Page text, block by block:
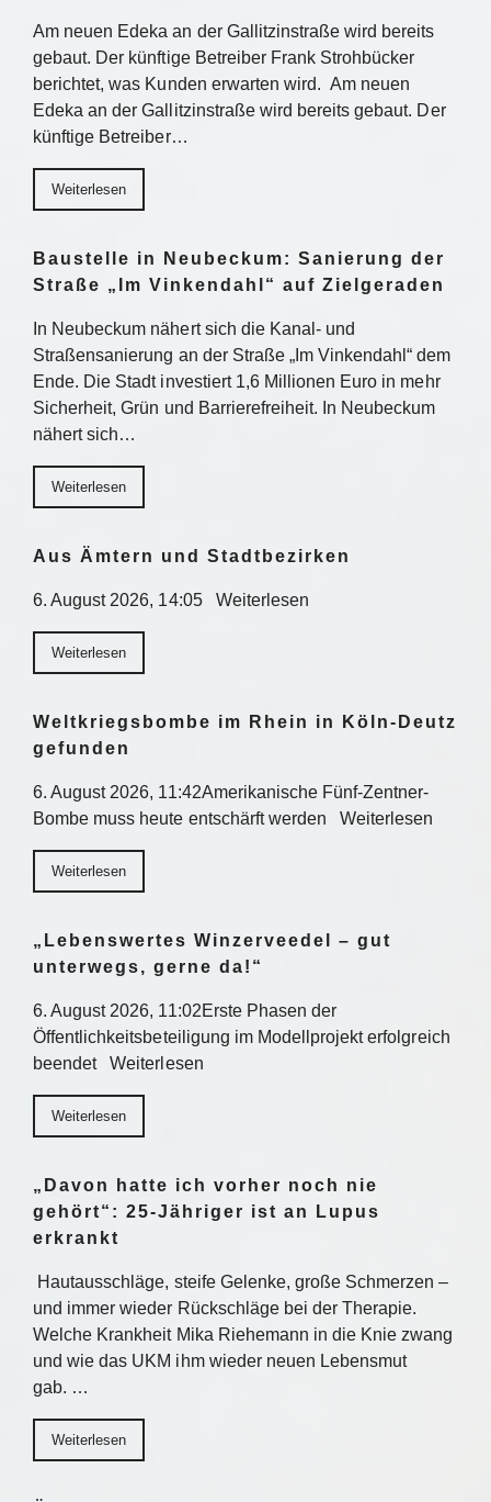
Am neuen Edeka an der Gallitzinstraße wird bereits
gebaut. Der künftige Betreiber Frank Strohbücker
berichtet, was Kunden erwarten wird. Am neuen
Edeka an der Gallitzinstraße wird bereits gebaut. Der
künftige Betreiber…
Weiterlesen
Baustelle in Neubeckum: Sanierung der
Straße „Im Vinkendahl“ auf Zielgeraden
In Neubeckum nähert sich die Kanal- und
Straßensanierung an der Straße „Im Vinkendahl“ dem
Ende. Die Stadt investiert 1,6 Millionen Euro in mehr
Sicherheit, Grün und Barrierefreiheit. In Neubeckum
nähert sich…
Weiterlesen
Aus Ämtern und Stadtbezirken
6. August 2026, 14:05 Weiterlesen
Weiterlesen
Weltkriegsbombe im Rhein in Köln-Deutz
gefunden
6. August 2026, 11:42Amerikanische Fünf-Zentner-
Bombe muss heute entschärft werden Weiterlesen
Weiterlesen
„Lebenswertes Winzerveedel – gut
unterwegs, gerne da!“
6. August 2026, 11:02Erste Phasen der
Öffentlichkeitsbeteiligung im Modellprojekt erfolgreich
beendet Weiterlesen
Weiterlesen
„Davon hatte ich vorher noch nie
gehört“: 25-Jähriger ist an Lupus
erkrankt
Hautausschläge, steife Gelenke, große Schmerzen –
und immer wieder Rückschläge bei der Therapie.
Welche Krankheit Mika Riehemann in die Knie zwang
und wie das UKM ihm wieder neuen Lebensmut
gab. …
Weiterlesen